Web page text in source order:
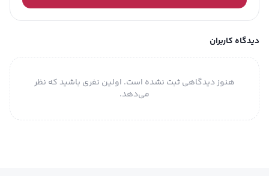
دیدگاه کاربران
هنوز دیدگاهی ثبت نشده است. اولین نفری باشید که نظر
می‌دهد.